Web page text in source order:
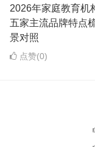
2026年家庭教育机
五家主流品牌特点
景对照
点赞(0)